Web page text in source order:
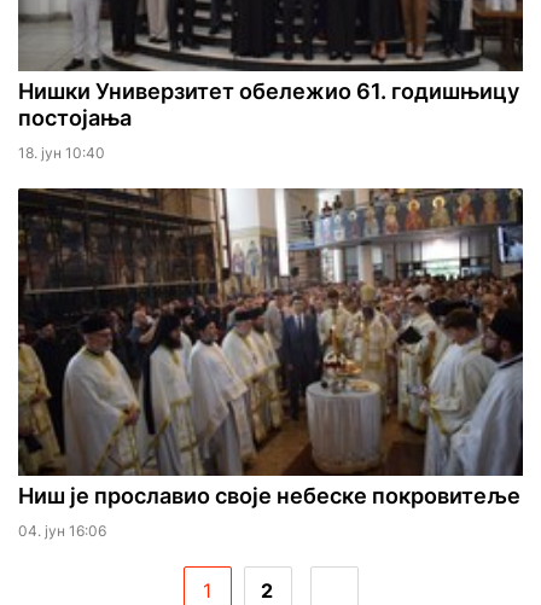
Нишки Универзитет обележио 61. годишњицу
постојања
18. јун 10:40
Ниш је прославио своје небеске покровитеље
04. јун 16:06
1 2